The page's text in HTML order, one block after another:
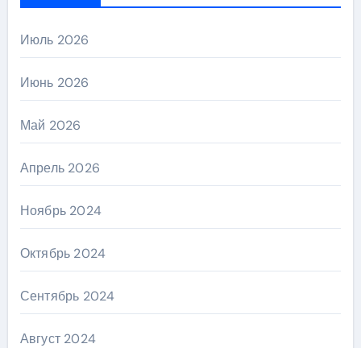
Июль 2026
Июнь 2026
Май 2026
Апрель 2026
Ноябрь 2024
Октябрь 2024
Сентябрь 2024
Август 2024